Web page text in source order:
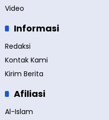
Video
Informasi
Redaksi
Kontak Kami
Kirim Berita
Afiliasi
Al-Islam